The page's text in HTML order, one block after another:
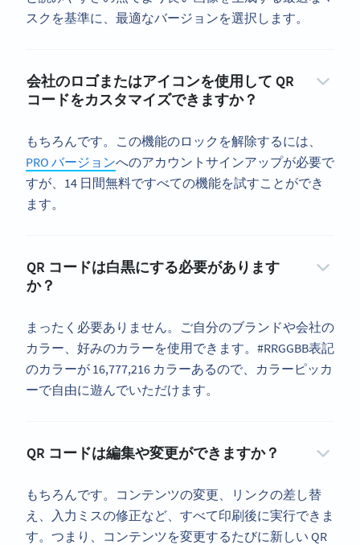
スクを基準に、最適なバージョンを選択します。
会社のロゴまたはアイコンを使用して QR
コードをカスタマイズできますか？
もちろんです。この機能のロックを解除するには、
PRO バージョンへのアカウントサインアップが必要で
すが、14 日間無料ですべての機能を試すことができ
ます。
QR コードは白黒にする必要があります
か？
まったく必要ありません。ご自分のブランドや会社の
カラー、好みのカラーを使用できます。#RRGGBB表記
のカラーが 16,777,216 カラーあるので、カラーピッカ
ーで自由に遊んでいただけます。
QR コードは編集や変更ができますか？
もちろんです。コンテンツの変更、リンクの差し替
え、入力ミスの修正など、すべて印刷後に実行できま
す。つまり、コンテンツを変更するたびに新しい QR